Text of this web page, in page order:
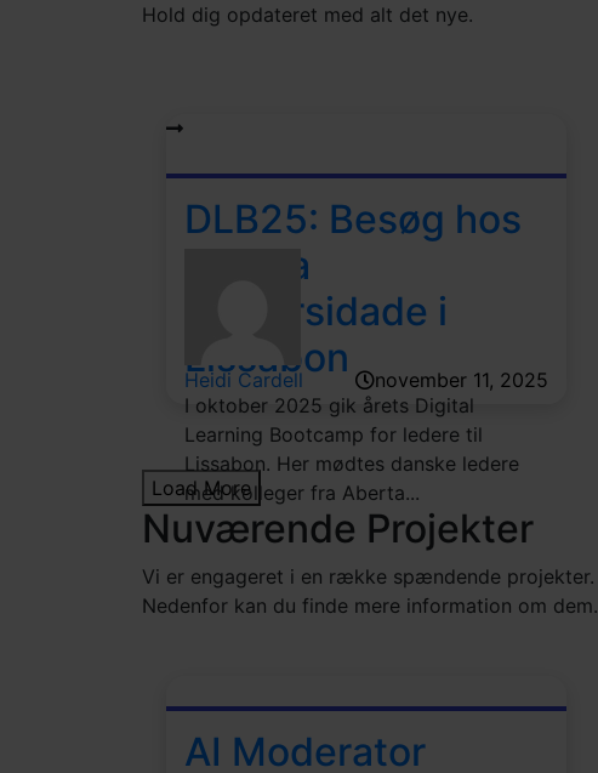
Hold dig opdateret med alt det nye.
DLB25: Besøg hos
Aberta
Universidade i
Lissabon
I oktober 2025 gik årets Digital
Learning Bootcamp for ledere til
Lissabon. Her mødtes danske ledere
med kolleger fra Aberta...
Heidi Cardell november 11, 2025
Load More
Nuværende Projekter
Vi er engageret i en række spændende projekter.
Nedenfor kan du finde mere information om dem.
AI Moderator